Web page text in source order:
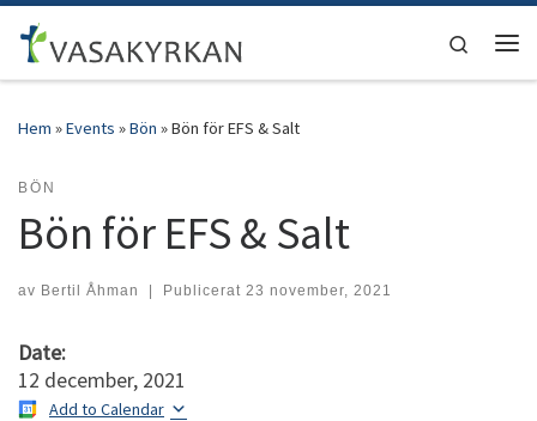
Hoppa till innehåll
Search
Hem »Events »Bön »Bön för EFS & Salt
BÖN
Bön för EFS & Salt
av Bertil Åhman | Publicerat 23 november, 2021
Date:
12 december, 2021
Add to Calendar